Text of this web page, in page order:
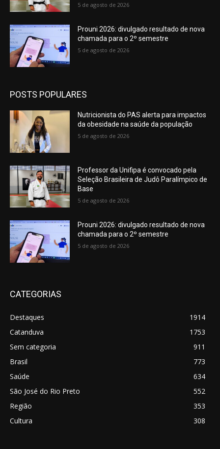
5 de agosto de 2026
Prouni 2026: divulgado resultado de nova
chamada para o 2º semestre
5 de agosto de 2026
POSTS POPULARES
Nutricionista do PAS alerta para impactos
da obesidade na saúde da população
5 de agosto de 2026
Professor da Unifipa é convocado pela
Seleção Brasileira de Judô Paralímpico de
Base
5 de agosto de 2026
Prouni 2026: divulgado resultado de nova
chamada para o 2º semestre
5 de agosto de 2026
CATEGORIAS
Destaques
1914
Catanduva
1753
Sem categoria
911
Brasil
773
Saúde
634
São José do Rio Preto
552
Região
353
Cultura
308